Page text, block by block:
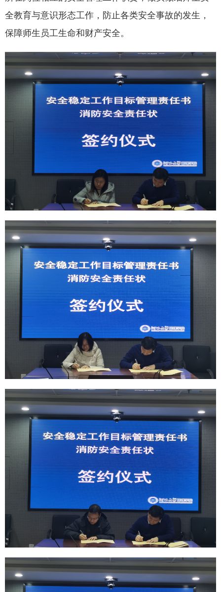
全教育与意识形态工作，防止各类安全事故的发生，
保障师生员工生命和财产安全。